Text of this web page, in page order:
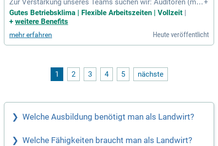
Zur Verstärkung unseres Teams suchen wir: Auditoren (m/
w/d) in der tierischen Erzeugung; Landwirtschaft: ​​​​​​Auditierun
g von Betrieben im Bereich Landwirtschaft; tierischen Erzeu
+
Gutes Betriebsklima | Flexible Arbeitszeiten | Vollzeit |
+ weitere Benefits
mehr erfahren Heute veröffentlicht
1 2 3 4 5 nächste
Welche Ausbildung benötigt man als Landwirt?
Welche Fähigkeiten braucht man als Landwirt?